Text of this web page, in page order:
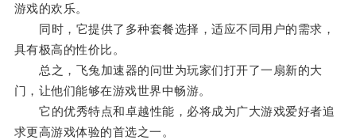
游戏的欢乐。
同时，它提供了多种套餐选择，适应不同用户的需求，
具有极高的性价比。
总之，飞兔加速器的问世为玩家们打开了一扇新的大
门，让他们能够在游戏世界中畅游。
它的优秀特点和卓越性能，必将成为广大游戏爱好者追
求更高游戏体验的首选之一。